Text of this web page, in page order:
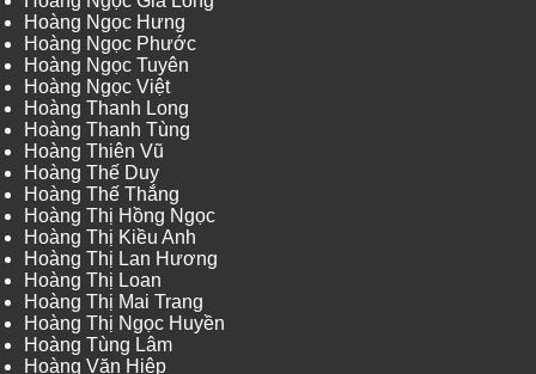
Hoàng Ngọc Hưng
Hoàng Ngọc Phước
Hoàng Ngọc Tuyên
Hoàng Ngọc Việt
Hoàng Thanh Long
Hoàng Thanh Tùng
Hoàng Thiên Vũ
Hoàng Thế Duy
Hoàng Thế Thắng
Hoàng Thị Hồng Ngọc
Hoàng Thị Kiều Anh
Hoàng Thị Lan Hương
Hoàng Thị Loan
Hoàng Thị Mai Trang
Hoàng Thị Ngọc Huyền
Hoàng Tùng Lâm
Hoàng Văn Hiệp